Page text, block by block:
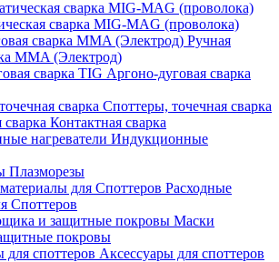
сварка MIG-MAG (проволока)
Ручная
MMA (Электрод)
Аргоно-дуговая сварка
Споттеры, точечная сварка
Контактная сварка
Индукционные
Плазморезы
Расходные
Споттеров
Маски
покровы
Аксессуары для споттеров